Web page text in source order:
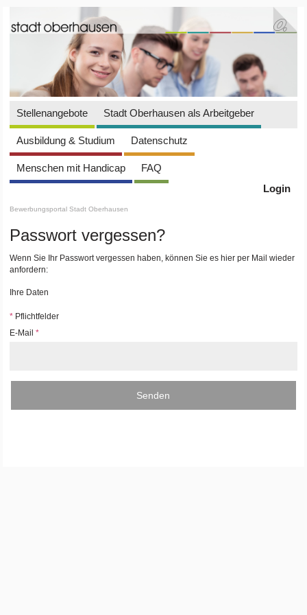
Stellenangebote Stadt Oberhausen als Arbeitgeber
Ausbildung & Studium Datenschutz
Menschen mit Handicap
FAQ
Login
Bewerbungsportal Stadt Oberhausen
Passwort vergessen?
Wenn Sie Ihr Passwort vergessen haben, können Sie es hier per Mail wieder
anfordern:
Ihre Daten
* Pflichtfelder
E-Mail*
Senden